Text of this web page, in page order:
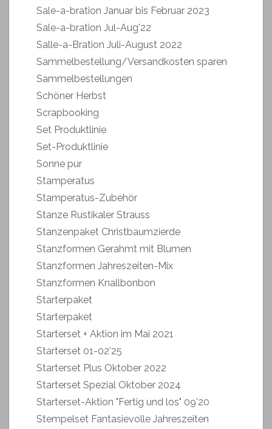
Sale-a-bration Januar bis Februar 2023
Sale-a-bration Jul-Aug'22
Salle-a-Bration Juli-August 2022
Sammelbestellung/Versandkosten sparen
Sammelbestellungen
Schöner Herbst
Scrapbooking
Set Produktlinie
Set-Produktlinie
Sonne pur
Stamperatus
Stamperatus-Zubehör
Stanze Rustikaler Strauss
Stanzenpaket Christbaumzierde
Stanzformen Gerahmt mit Blumen
Stanzformen Jahreszeiten-Mix
Stanzformen Knallbonbon
Starterpaket
Starterpaket
Starterset + Aktion im Mai 2021
Starterset 01-02'25
Starterset Plus Oktober 2022
Starterset Spezial Oktober 2024
Starterset-Aktion "Fertig und los" 09'20
Stempelset Fantasievolle Jahreszeiten